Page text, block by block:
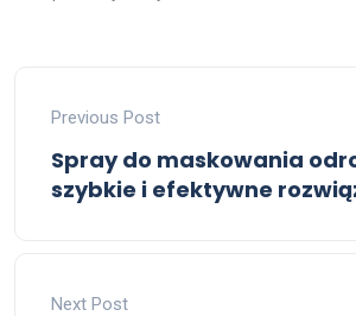
Previous Post
Spray do maskowania
szybkie i efektywne
Next Post